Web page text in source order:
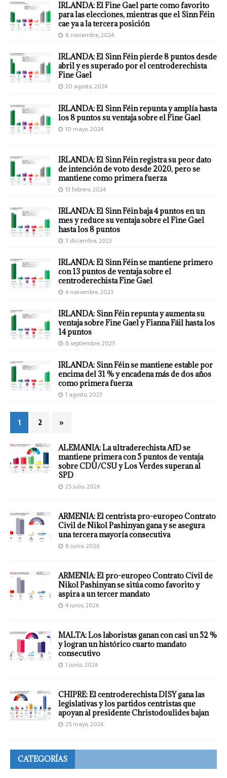
IRLANDA: El Fine Gael parte como favorito
para las elecciones, mientras que el Sinn Féin
cae ya a la tercera posición
8 noviembre, 2024
IRLANDA: El Sinn Féin pierde 8 puntos desde
abril y es superado por el centroderechista
Fine Gael
20 agosto, 2024
IRLANDA: El Sinn Féin repunta y amplía hasta
los 8 puntos su ventaja sobre el Fine Gael
10 mayo, 2024
IRLANDA: El Sinn Féin registra su peor dato
de intención de voto desde 2020, pero se
mantiene como primera fuerza
13 febrero, 2024
IRLANDA: El Sinn Féin baja 4 puntos en un
mes y reduce su ventaja sobre el Fine Gael
hasta los 8 puntos
3 diciembre, 2023
IRLANDA: El Sinn Féin se mantiene primero
con 13 puntos de ventaja sobre el
centroderechista Fine Gael
6 noviembre, 2023
IRLANDA: Sinn Féin repunta y aumenta su
ventaja sobre Fine Gael y Fianna Fáil hasta los
14 puntos
8 septiembre, 2023
IRLANDA: Sinn Féin se mantiene estable por
encima del 31 % y encadena más de dos años
como primera fuerza
1 agosto, 2023
1 2 »
ALEMANIA: La ultraderechista AfD se
mantiene primera con 5 puntos de ventaja
sobre CDU/CSU y Los Verdes superan al
SPD
25 julio, 2026
ARMENIA: El centrista pro-europeo Contrato
Civil de Nikol Pashinyan gana y se asegura
una tercera mayoría consecutiva
8 junio, 2026
ARMENIA: El pro-europeo Contrato Civil de
Nikol Pashinyan se sitúa como favorito y
aspira a un tercer mandato
4 junio, 2026
MALTA: Los laboristas ganan con casi un 52 %
y logran un histórico cuarto mandato
consecutivo
1 junio, 2026
CHIPRE: El centroderechista DISY gana las
legislativas y los partidos centristas que
apoyan al presidente Christodoulides bajan
25 mayo, 2026
CATEGORÍAS